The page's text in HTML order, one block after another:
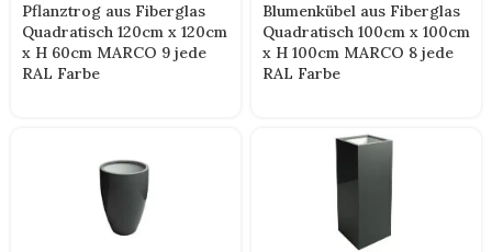
Pflanztrog aus Fiberglas
Quadratisch 120cm x 120cm
x H 60cm MARCO 9 jede
RAL Farbe
Blumenkübel aus Fiberglas
Quadratisch 100cm x 100cm
x H 100cm MARCO 8 jede
RAL Farbe